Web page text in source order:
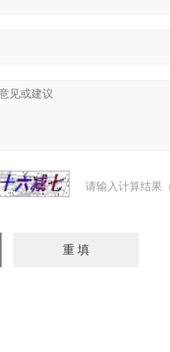
请输入计算结果